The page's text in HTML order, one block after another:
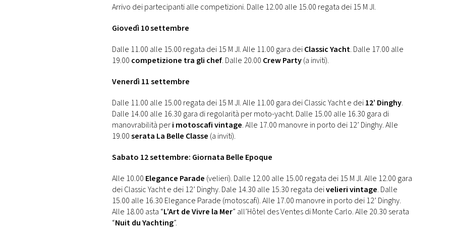
Arrivo dei partecipanti alle competizioni. Dalle 12.00 alle 15.00 regata dei 15 M JI.
Giovedì 10 settembre
Dalle 11.00 alle 15.00 regata dei 15 M JI. Alle 11.00 gara deiClassic Yacht. Dalle 17.00 alle
19.00 competizione tra gli chef. Dalle 20.00 Crew Party(a inviti).
Venerdì 11 settembre
Dalle 11.00 alle 15.00 regata dei 15 M JI. Alle 11.00 gara dei Classic Yacht e dei12’ Dinghy.
Dalle 14.00 alle 16.30 gara di regolarità per moto-yacht. Dalle 15.00 alle 16.30 gara di
manovrabilità peri motoscafi vintage. Alle 17.00 manovre in porto dei 12’ Dinghy. Alle
19.00serata La Belle Classe (a inviti).
Sabato 12 settembre: Giornata Belle Epoque
Alle 10.00 Elegance Parade (velieri). Dalle 12.00 alle 15.00 regata dei 15 M JI. Alle 12.00 gara
dei Classic Yacht e dei 12’ Dinghy. Dale 14.30 alle 15.30 regata deivelieri vintage. Dalle
15.00 alle 16.30 Elegance Parade (motoscafi). Alle 17.00 manovre in porto dei 12’ Dinghy.
Alle 18.00 asta “L’Art de Vivre la Mer” all’Hôtel des Ventes di Monte Carlo. Alle 20.30 serata
“Nuit du Yachting”.